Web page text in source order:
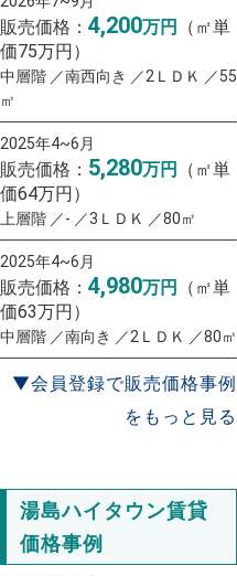
販売価格： 4,200万円
（㎡単
価75万円）
中層階 ／南西向き ／2ＬＤＫ ／55
㎡
2025年4~6月
販売価格： 5,280万円
（㎡単
価64万円）
上層階 ／- ／3ＬＤＫ ／80㎡
2025年4~6月
販売価格： 4,980万円
（㎡単
価63万円）
中層階 ／南向き ／2ＬＤＫ ／80㎡
▼会員登録で販売価格事例
をもっと見る
湯島ハイタウン賃貸
価格事例